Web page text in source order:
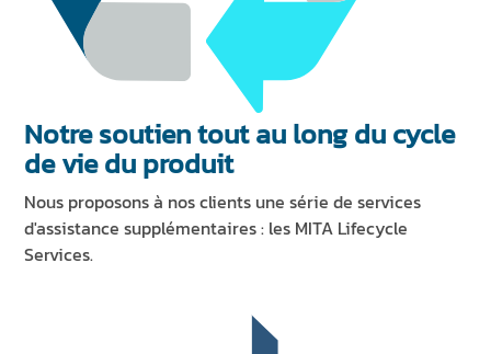
Notre soutien tout au long du cycle
de vie du produit
Nous proposons à nos clients une série de services
d'assistance supplémentaires : les MITA Lifecycle
Services.